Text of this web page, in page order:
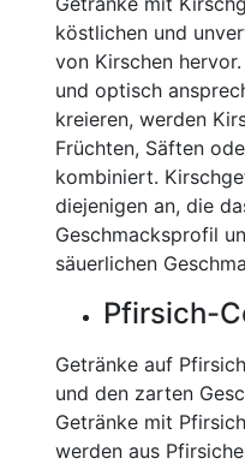
köstlichen und
von Kirschen
und optisch
kreieren, werden
Früchten, Säften
kombiniert.
diejenigen an, die
Geschmacksprofil
säuerlichen
Pfirsich-
Getränke auf
und den zarten
Getränke mit
werden aus